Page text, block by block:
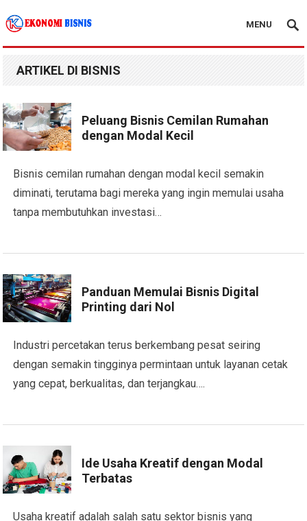
Kanal Ekonomi Bisnis
MENU
ARTIKEL DI BISNIS
Peluang Bisnis Cemilan Rumahan
dengan Modal Kecil
Bisnis cemilan rumahan dengan modal kecil semakin
diminati, terutama bagi mereka yang ingin memulai usaha
tanpa membutuhkan investasi…
Panduan Memulai Bisnis Digital
Printing dari Nol
Industri percetakan terus berkembang pesat seiring
dengan semakin tingginya permintaan untuk layanan cetak
yang cepat, berkualitas, dan terjangkau….
Ide Usaha Kreatif dengan Modal
Terbatas
Usaha kreatif adalah salah satu sektor bisnis yang